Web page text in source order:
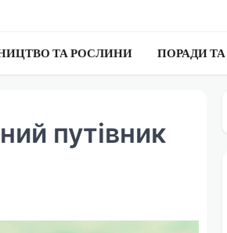
ТА РОСЛИНИ ПОРАДИ
путівник